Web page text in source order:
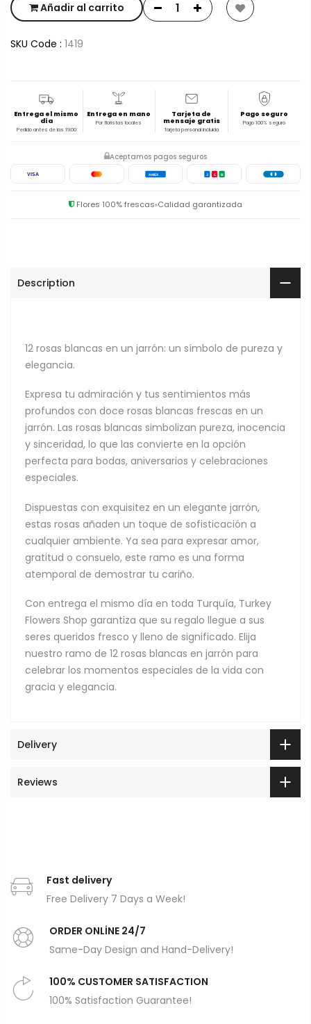
Añadir al carrito
SKU Code : 1419
Entrega el mismo
día
Pedido antes de las 19:00
Entrega en mano
Por floristas locales
Tarjeta de
mensaje gratis
Tarjeta personal incluida
Pago seguro
Pago 100% seguro
Aceptamos pagos seguros
VISA AMEX J C B
Flores 100% frescas Calidad garantizada
Description
12 rosas blancas en un jarrón: un símbolo de pureza y
elegancia.
Expresa tu admiración y tus sentimientos más
profundos con doce rosas blancas frescas en un
jarrón. Las rosas blancas simbolizan pureza, inocencia
y sinceridad, lo que las convierte en la opción
perfecta para bodas, aniversarios y celebraciones
especiales.
Dispuestas con exquisitez en un elegante jarrón,
estas rosas añaden un toque de sofisticación a
cualquier ambiente. Ya sea para expresar amor,
gratitud o consuelo, este ramo es una forma
atemporal de demostrar tu cariño.
Con entrega el mismo día en toda Turquía, Turkey
Flowers Shop garantiza que su regalo llegue a sus
seres queridos fresco y lleno de significado. Elija
nuestro ramo de 12 rosas blancas en jarrón para
celebrar los momentos especiales de la vida con
gracia y elegancia.
Delivery
Reviews
Fast delivery
Free Delivery 7 Days a Week!
ORDER ONLİNE 24/7
Same-Day Design and Hand-Delivery!
100% CUSTOMER SATISFACTION
100% Satisfaction Guarantee!